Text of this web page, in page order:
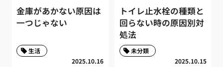
金庫があかない原因は
一つじゃない
2025.10.16
生活
トイレ止水栓の種類と
回らない時の原因別対
処法
2025.10.15
未分類